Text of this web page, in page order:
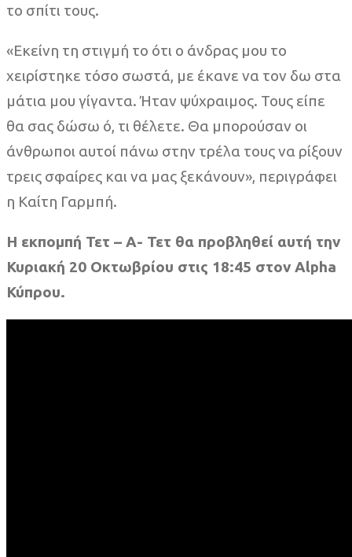
το σπίτι τους.
«Εκείνη τη στιγμή το ότι ο άνδρας μου το
χειρίστηκε τόσο σωστά, με έκανε να τον δω στα
μάτια μου γίγαντα. Ήταν ψύχραιμος. Τους είπε
θα σας δώσω ό, τι θέλετε. Θα μπορούσαν οι
άνθρωποι αυτοί πάνω στην τρέλα τους να ρίξουν
τρεις σφαίρες και να μας ξεκάνουν», περιγράφει
η Καίτη Γαρμπή.
Η εκπομπή Τετ – Α- Τετ θα προβληθεί αυτή την
Κυριακή 20 Οκτωβρίου στις 18:45 στον Alpha
Κύπρου.